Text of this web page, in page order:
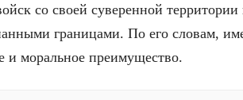
со своей суверенной
границами. По его словам,
и моральное преимущество.